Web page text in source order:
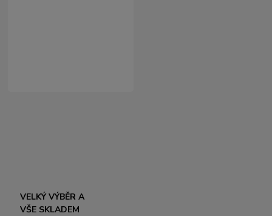
VELKÝ VÝBĚR A
VŠE SKLADEM